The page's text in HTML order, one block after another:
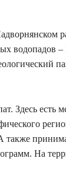
водопадов –
Здесь есть
также
На